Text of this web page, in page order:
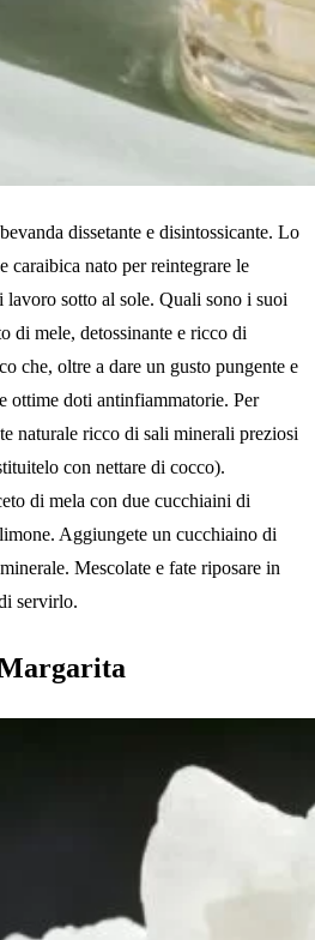
dissetante e disintossicante. Lo
caraibica nato per reintegrare le
lavoro sotto al sole. Quali sono i suoi
di mele, detossinante e ricco di
che, oltre a dare un gusto pungente e
ottime doti antinfiammatorie. Per
naturale ricco di sali minerali preziosi
con nettare di cocco).
di mela con due cucchiaini di
Aggiungete un cucchiaino di
Mescolate e fate riposare in
servirlo.